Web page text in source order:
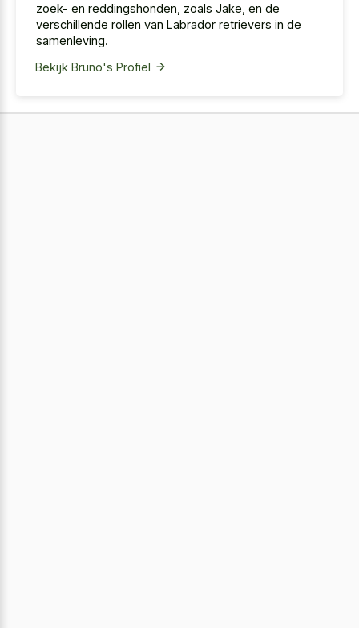
zoek- en reddingshonden, zoals Jake, en de
verschillende rollen van Labrador retrievers in de
samenleving.
Bekijk Bruno's Profiel